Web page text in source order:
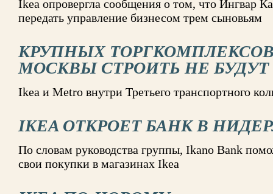
Ikea опровергла сообщения о том, что Ингвар
передать управление бизнесом трем сыновьям
КРУПНЫХ
МОСКВЫ СТРОИТЬ НЕ БУДУТ
Ikea и Metro внутри Третьего транспортного
IKEA ОТКРОЕТ БАНК В
По словам руководства группы, Ikano Bank
свои покупки в магазинах Ikea